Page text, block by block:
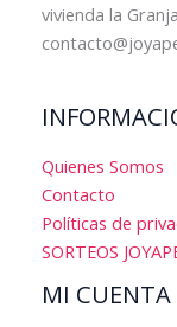
vivienda la
Quienes Somos
Contacto
Políticas de
SORTEOS
MI CUENTA